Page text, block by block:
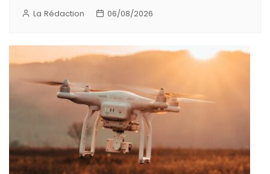
La Rédaction 06/08/2026